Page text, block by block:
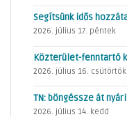
Segítsünk idős
2026. július 17. péntek
Közterület-fenntartó
2026. július 16. csütörtök
TN: böngéssze át
2026. július 14. kedd